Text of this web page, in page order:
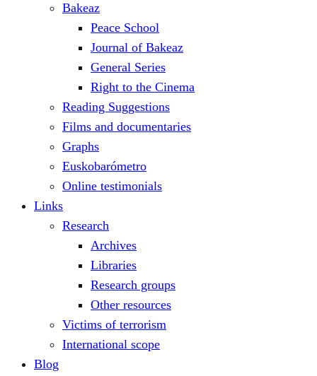
Bakeaz
Peace School
Journal of Bakeaz
General Series
Right to the Cinema
Reading Suggestions
Films and documentaries
Graphs
Euskobarómetro
Online testimonials
Links
Research
Archives
Libraries
Research groups
Other resources
Victims of terrorism
International scope
Blog